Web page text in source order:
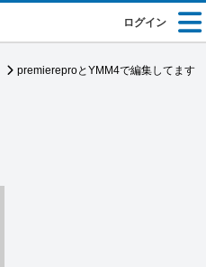
ログイン
premiereproとYMM4で編集してます